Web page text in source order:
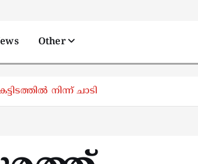
Other
നിന്ന് ചാടി